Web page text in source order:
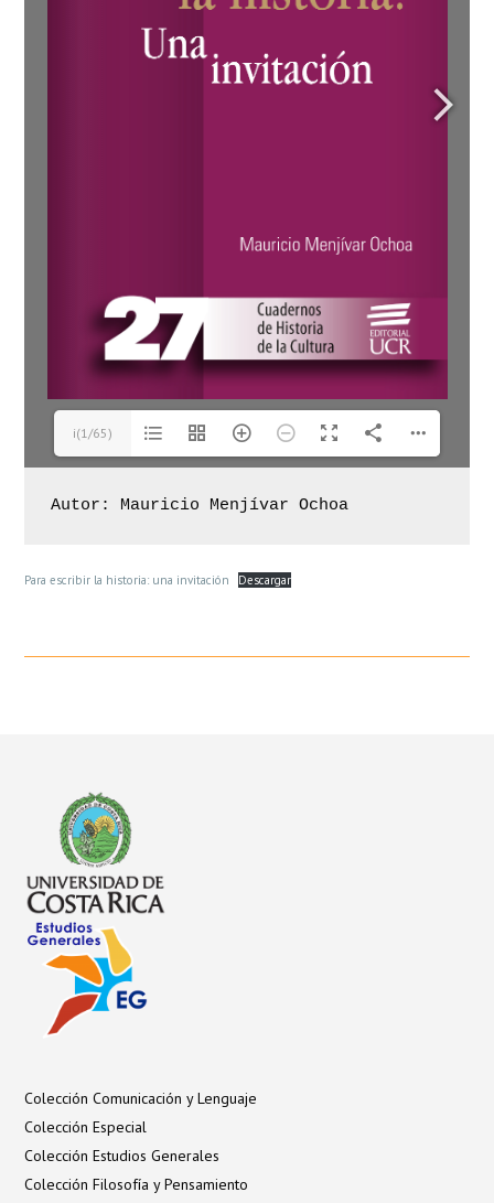
i(1/65)
Autor: Mauricio Menjívar Ochoa
Para escribir la historia: una invitación Descargar
Colección Comunicación y Lenguaje
Colección Especial
Colección Estudios Generales
Colección Filosofía y Pensamiento